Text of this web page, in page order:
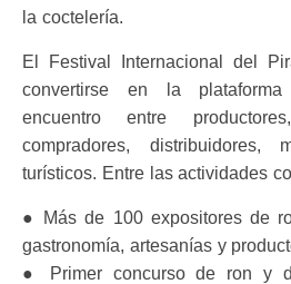
la coctelería.
El Festival Internacional del
convertirse en la
encuentro entre
compradores, distribuidores,
turísticos. Entre las actividades
● Más de 100 expositores de
gastronomía, artesanías y
● Primer concurso de ron y